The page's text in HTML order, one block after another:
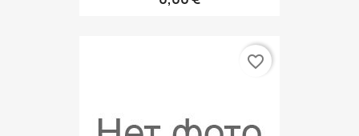
favorite_border